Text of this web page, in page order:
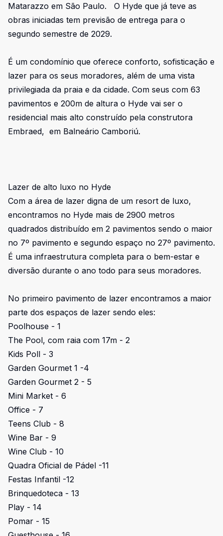
Matarazzo em São Paulo. O Hyde que já teve as
obras iniciadas tem previsão de entrega para o
segundo semestre de 2029.
É um condomínio que oferece conforto, sofisticação e
lazer para os seus moradores, além de uma vista
privilegiada da praia e da cidade. Com seus com 63
pavimentos e 200m de altura o Hyde vai ser o
residencial mais alto construído pela construtora
Embraed, em Balneário Camboriú.
Lazer de alto luxo no Hyde
Com a área de lazer digna de um resort de luxo,
encontramos no Hyde mais de 2900 metros
quadrados distribuído em 2 pavimentos sendo o maior
no 7º pavimento e segundo espaço no 27º pavimento.
É uma infraestrutura completa para o bem-estar e
diversão durante o ano todo para seus moradores.
No primeiro pavimento de lazer encontramos a maior
parte dos espaços de lazer sendo eles:
Poolhouse - 1
The Pool, com raia com 17m - 2
Kids Poll - 3
Garden Gourmet 1 -4
Garden Gourmet 2 - 5
Mini Market - 6
Office - 7
Teens Club - 8
Wine Bar - 9
Wine Club - 10
Quadra Oficial de Pádel -11
Festas Infantil -12
Brinquedoteca - 13
Play - 14
Pomar - 15